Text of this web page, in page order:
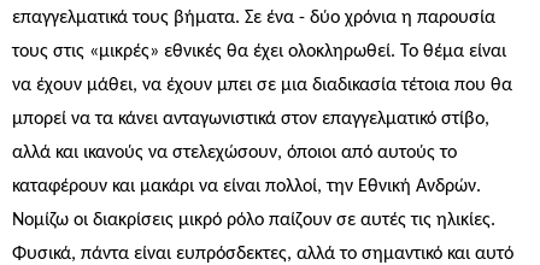
επαγγελματικά τους βήματα. Σε ένα - δύο χρόνια η παρουσία
τους στις «μικρές» εθνικές θα έχει ολοκληρωθεί. Το θέμα είναι
να έχουν μάθει, να έχουν μπει σε μια διαδικασία τέτοια που θα
μπορεί να τα κάνει ανταγωνιστικά στον επαγγελματικό στίβο,
αλλά και ικανούς να στελεχώσουν, όποιοι από αυτούς το
καταφέρουν και μακάρι να είναι πολλοί, την Εθνική Ανδρών.
Νομίζω οι διακρίσεις μικρό ρόλο παίζουν σε αυτές τις ηλικίες.
Φυσικά, πάντα είναι ευπρόσδεκτες, αλλά το σημαντικό και αυτό